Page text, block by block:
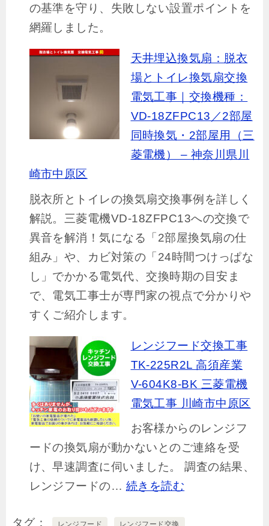
最
新
の
音・
れ
単
モ
デ
ル
へ
の
交
換
事
ド
か
ら
菱
へ
レ
フ
ー
ド
交
換！
VD-
60P
の
故
障・
異
音
も
ロ
が
の基準を守り、失敗しない設置ポイントを
網羅しました。
天井埋込換気扇：脱衣
場とトイレ換気扇交換
電気工事｜交換機種：
VD-18ZFPC13／2部屋
同時換気・2部屋用（三
菱電機） – 神奈川県川
崎市中原区
脱衣所とトイレの換気扇交換事例を詳しく
解説。三菱電機VD-18ZFPC13への交換で
異音を解消！気になる「2部屋換気扇の仕
組み」や、カビ対策の「24時間つけっぱな
し」でかかる電気代、交換時期の目安ま
で、電気工事士が専門家の視点で分かりや
すくご紹介します。
レンジフード交換工事
TK-225R2L 高須産業
V-604K8-BK 三菱電機
電気工事 川崎市中原区
お客様からのレンジフ
ードの換気扇が動かないとのご連絡を受
け、早速調査に伺いました。 調査の結果、
レンジフードの… 続きを読む
タグ レンジフード レンジフード交換